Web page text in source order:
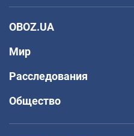
OBOZ.UA
Мир
Расследования
Общество